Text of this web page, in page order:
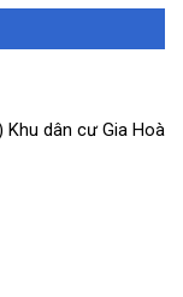
dân cư Gia Hoà